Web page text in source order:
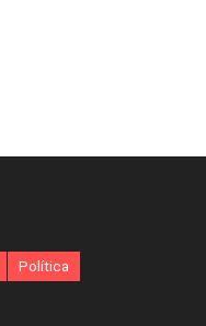
Política